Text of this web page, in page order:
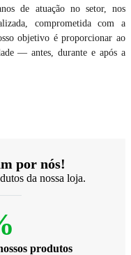
de atuação no setor, nos
comprometida com a
objetivo é proporcionar ao
— antes, durante e após a
por nós!
da nossa loja.
produtos